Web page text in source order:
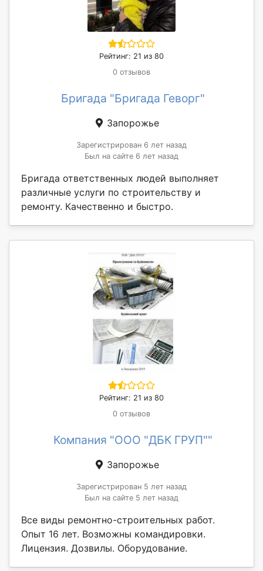
Рейтинг: 21 из 80
0 отзывов
Бригада "Бригада Геворг"
Запорожье
Зарегистрирован 6 лет назад
Был на сайте 6 лет назад
Бригада ответственных людей выполняет
различные услуги по строительству и
ремонту. Качественно и быстро.
Рейтинг: 21 из 80
0 отзывов
Компания "ООО "ДБК ГРУП""
Запорожье
Зарегистрирован 5 лет назад
Был на сайте 5 лет назад
Все виды ремонтно-строительных работ.
Опыт 16 лет. Возможны командировки.
Лицензия. Дозвилы. Оборудование.